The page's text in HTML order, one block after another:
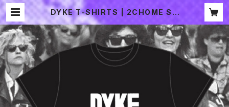
DYKE T-SHIRTS | 2CHOME SO
UVENIR SHOP